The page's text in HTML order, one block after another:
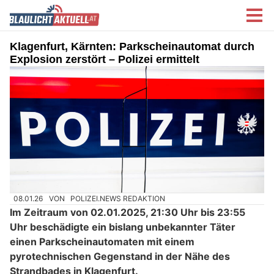
Klagenfurt, Kärnten: Parkscheinautomat durch
Explosion zerstört – Polizei ermittelt
08.01.26 VON POLIZEI.NEWS REDAKTION
Im Zeitraum von 02.01.2025, 21:30 Uhr bis 23:55
Uhr beschädigte ein bislang unbekannter Täter
einen Parkscheinautomaten mit einem
pyrotechnischen Gegenstand in der Nähe des
Strandbades in Klagenfurt.